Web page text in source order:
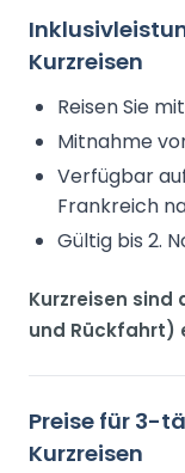
Kurzreisen
Reisen Sie
Mitnahme
Verfügbar
Frankreich
Gültig bis 2.
Kurzreisen sind
und Rückfahrt)
Preise für 3-
Kurzreisen